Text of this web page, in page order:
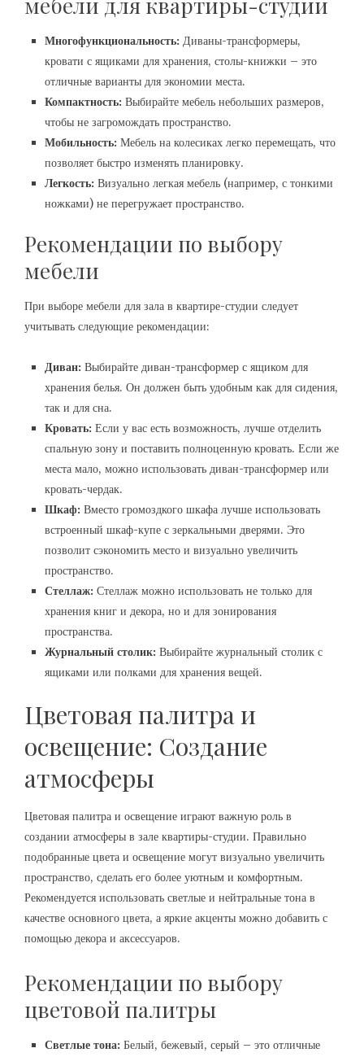
Многофункциональность: Диваны-трансформеры,
кровати с ящиками для хранения, столы-книжки – это
отличные варианты для экономии места.
Компактность: Выбирайте мебель небольших размеров,
чтобы не загромождать пространство.
Мобильность: Мебель на колесиках легко перемещать, что
позволяет быстро изменять планировку.
Легкость: Визуально легкая мебель (например, с тонкими
ножками) не перегружает пространство.
Рекомендации по выбору
мебели
При выборе мебели для зала в квартире-студии следует
учитывать следующие рекомендации:
Диван: Выбирайте диван-трансформер с ящиком для
хранения белья. Он должен быть удобным как для сидения,
так и для сна.
Кровать: Если у вас есть возможность, лучше отделить
спальную зону и поставить полноценную кровать. Если же
места мало, можно использовать диван-трансформер или
кровать-чердак.
Шкаф: Вместо громоздкого шкафа лучше использовать
встроенный шкаф-купе с зеркальными дверями. Это
позволит сэкономить место и визуально увеличить
пространство.
Стеллаж: Стеллаж можно использовать не только для
хранения книг и декора, но и для зонирования
пространства.
Журнальный столик: Выбирайте журнальный столик с
ящиками или полками для хранения вещей.
Цветовая палитра и
освещение: Создание
атмосферы
Цветовая палитра и освещение играют важную роль в
создании атмосферы в зале квартиры-студии. Правильно
подобранные цвета и освещение могут визуально увеличить
пространство, сделать его более уютным и комфортным.
Рекомендуется использовать светлые и нейтральные тона в
качестве основного цвета, а яркие акценты можно добавить с
помощью декора и аксессуаров.
Рекомендации по выбору
цветовой палитры
Светлые тона: Белый, бежевый, серый – это отличные